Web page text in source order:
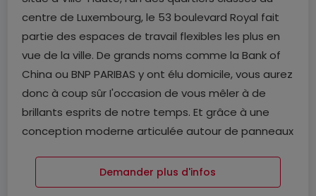
centre de Luxembourg, le 53 boulevard Royal fait
partie des espaces de travail flexibles les plus en
vue de la ville. De grands noms comme la Bank of
China ou BNP PARIBAS y ont élu domicile, vous aurez
donc à coup sûr I'occasion de vous mêler à de
brillants esprits de notre temps. Et grâce à une
conception moderne articulée autour de panneaux
tous les espaces de travail. Rejoignez notre
communauté professionnelle pour voir votre
Demander plus d'infos